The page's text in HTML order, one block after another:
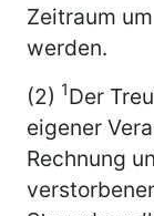
Zeitraum
werden.
(2) 1Der
eigener
Rechnung